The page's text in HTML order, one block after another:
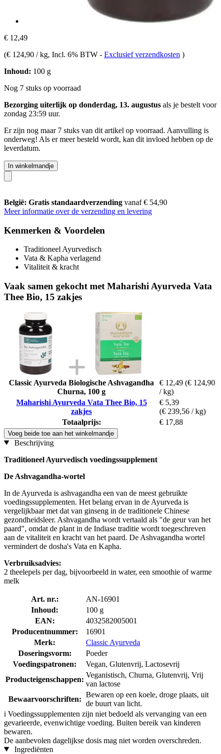
€ 12,49
(€ 124,90 / kg, Incl. 6% BTW - Exclusief verzendkosten )
Inhoud: 100 g
Nog 7 stuks op voorraad
Bezorging uiterlijk op donderdag, 13. augustus als je bestelt voor
zondag 23:59 uur.
Er zijn nog maar 7 stuks van dit artikel op voorraad. Aanvulling is
onderweg! Als er meer besteld wordt, kan dit invloed hebben op de
leverdatum.
In winkelmandje
België: Gratis standaardverzending vanaf € 54,90
Meer informatie over de verzending en levering
Kenmerken & Voordelen
Traditioneel Ayurvedisch
Vata & Kapha verlagend
Vitaliteit & kracht
Vaak samen gekocht met Maharishi Ayurveda Vata
Thee Bio, 15 zakjes
Classic Ayurveda Biologische Ashvagandha
Churna, 100 g
€ 12,49 (€ 124,90
/ kg)
Maharishi Ayurveda Vata Thee Bio, 15
zakjes
€ 5,39
(€ 239,56 / kg)
Totaalprijs:
€ 17,88
Voeg beide toe aan het winkelmandje
Beschrijving
Traditioneel Ayurvedisch voedingssupplement
De Ashvagandha-wortel
In de Ayurveda is ashvagandha een van de meest gebruikte
voedingssupplementen. Het belang ervan in de Ayurveda is
vergelijkbaar met dat van ginseng in de traditionele Chinese
gezondheidsleer. Ashvagandha wordt vertaald als "de geur van het
paard", omdat de plant in de Indiase traditie wordt toegeschreven
aan de vitaliteit en kracht van het paard. De Ashvagandha wortel
vermindert de dosha's Vata en Kapha.
Verbruiksadvies:
2 theelepels per dag, bijvoorbeeld in water, een smoothie of warme
melk
Art. nr.:
AN-16901
Inhoud:
100 g
EAN:
4032582005001
Producentnummer:
16901
Merk:
Classic Ayurveda
Doseringsvorm:
Poeder
Voedingspatronen:
Vegan, Glutenvrij, Lactosevrij
Producteigenschappen:
Veganistisch, Churna, Glutenvrij, Vrij
van lactose
Bewaarvoorschriften:
Bewaren op een koele, droge plaats, uit
de buurt van licht.
i Voedingssupplementen zijn niet bedoeld als vervanging van een
gevarieerde, evenwichtige voeding. Buiten bereik van kinderen
bewaren.
De aanbevolen dagelijkse dosis mag niet worden overschreden.
Ingrediënten